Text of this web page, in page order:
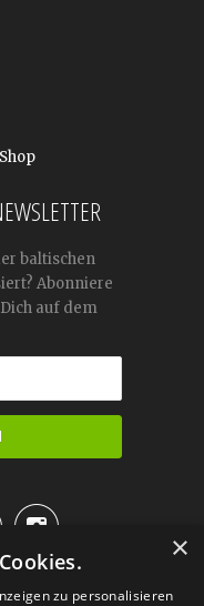
baltischen
Abonniere
auf dem
 ×
zu personalisieren